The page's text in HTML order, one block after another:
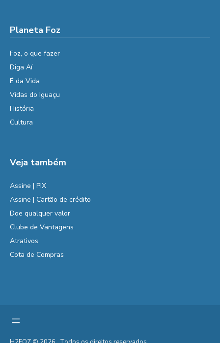
Planeta Foz
Foz, o que fazer
Diga Aí
É da Vida
Vidas do Iguaçu
História
Cultura
Veja também
Assine | PIX
Assine | Cartão de crédito
Doe qualquer valor
Clube de Vantagens
Atrativos
Cota de Compras